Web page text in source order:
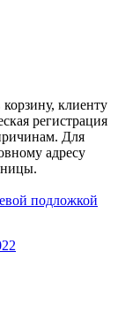
клиенту
регистрация
Для
адресу
подложкой